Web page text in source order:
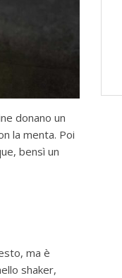
donano un
la menta. Poi
bensì un
ma è
shaker,